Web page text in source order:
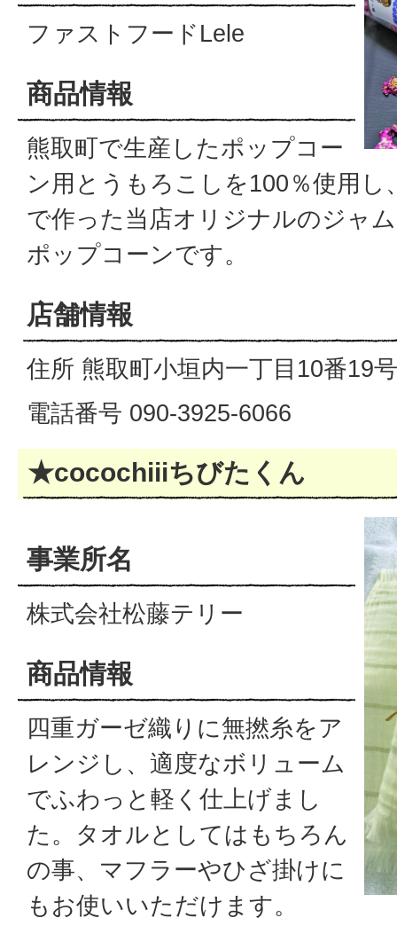
ファストフードLele
商品情報
熊取町で生産したポップコー
ン用とうもろこしを100％使用し
で作った当店オリジナルのジャ
ポップコーンです。
店舗情報
住所 熊取町小垣内一丁目10番19号
電話番号 090-3925-6066
★cocochiiiちびたくん
事業所名
株式会社松藤テリー
商品情報
四重ガーゼ織りに無撚糸をア
レンジし、適度なボリューム
でふわっと軽く仕上げまし
た。タオルとしてはもちろん
の事、マフラーやひざ掛けに
もお使いいただけます。